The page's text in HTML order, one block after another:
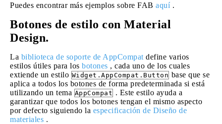
Puedes encontrar más ejemplos sobre FAB aquí.
Botones de estilo con Material
Design.
La biblioteca de soporte de AppCompat define varios
estilos útiles para los botones , cada uno de los cuales
extiende un estilo Widget.AppCompat.Button base que se
aplica a todos los botones de forma predeterminada si está
utilizando un tema AppCompat . Este estilo ayuda a
garantizar que todos los botones tengan el mismo aspecto
por defecto siguiendo la especificación de Diseño de
materiales .